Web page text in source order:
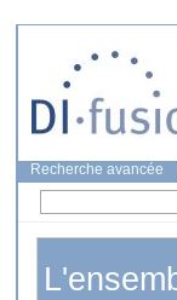
Recherche avancée